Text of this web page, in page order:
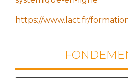
https://www.lact.fr/